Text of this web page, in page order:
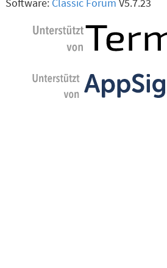
Software: Classic Forum V5.7.23